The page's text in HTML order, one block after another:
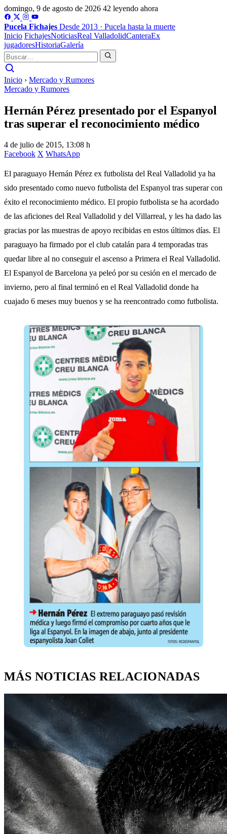
domingo, 9 de agosto de 2026 42 leyendo ahora
Pucela Fichajes Desde 2013 · Pucela hasta la muerte
Inicio FichajesNoticiasReal ValladolidCanteraEx
jugadoresHistoriaGalería
Inicio › Mercado y Rumores
Mercado y Rumores
Hernán Pérez presentado por el Espanyol
tras superar el reconocimiento médico
4 de julio de 2015, 13:08 h
Facebook X WhatsApp
El paraguayo Hernán Pérez ex futbolista del Real Valladolid ya ha
sido presentado como nuevo futbolista del Espanyol tras superar con
éxito el reconocimiento médico. El propio futbolista se ha acordado
de las aficiones del Real Valladolid y del Villarreal, y les ha dado las
gracias por las muestras de apoyo recibidas en estos últimos días. El
paraguayo ha firmado por el club catalán para 4 temporadas tras
quedar libre al no conseguir el ascenso a Primera el Real Valladolid.
El Espanyol de Barcelona ya peleó por su cesión en el mercado de
invierno, pero al final terminó en el Real Valladolid donde ha
cuajado 6 meses muy buenos y se ha reencontrado como futbolista.
MÁS NOTICIAS RELACIONADAS